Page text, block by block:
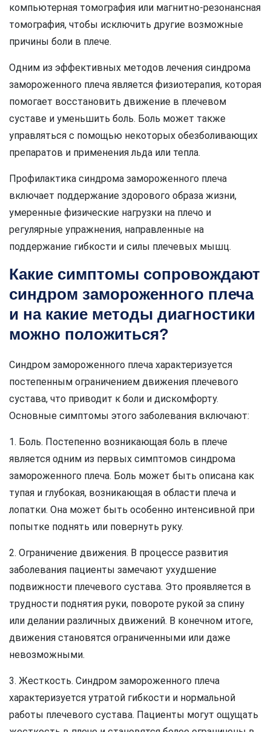
компьютерная томография или магнитно-резонансная
томография, чтобы исключить другие возможные
причины боли в плече.
Одним из эффективных методов лечения синдрома
замороженного плеча является физиотерапия, которая
помогает восстановить движение в плечевом
суставе и уменьшить боль. Боль может также
управляться с помощью некоторых обезболивающих
препаратов и применения льда или тепла.
Профилактика синдрома замороженного плеча
включает поддержание здорового образа жизни,
умеренные физические нагрузки на плечо и
регулярные упражнения, направленные на
поддержание гибкости и силы плечевых мышц.
Какие симптомы сопровождают
синдром замороженного плеча
и на какие методы диагностики
можно положиться?
Синдром замороженного плеча характеризуется
постепенным ограничением движения плечевого
сустава, что приводит к боли и дискомфорту.
Основные симптомы этого заболевания включают:
1. Боль. Постепенно возникающая боль в плече
является одним из первых симптомов синдрома
замороженного плеча. Боль может быть описана как
тупая и глубокая, возникающая в области плеча и
лопатки. Она может быть особенно интенсивной при
попытке поднять или повернуть руку.
2. Ограничение движения. В процессе развития
заболевания пациенты замечают ухудшение
подвижности плечевого сустава. Это проявляется в
трудности поднятия руки, повороте рукой за спину
или делании различных движений. В конечном итоге,
движения становятся ограниченными или даже
невозможными.
3. Жесткость. Синдром замороженного плеча
характеризуется утратой гибкости и нормальной
работы плечевого сустава. Пациенты могут ощущать